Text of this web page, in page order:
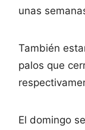
unas
También
palos que
El domingo